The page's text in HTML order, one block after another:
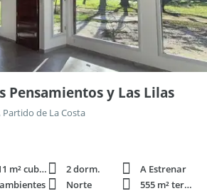
Pensamientos y Las Lilas
Partido de La Costa
111 m² cubie. 2 dorm.
A Estrenar
Norte 555 m² terren.